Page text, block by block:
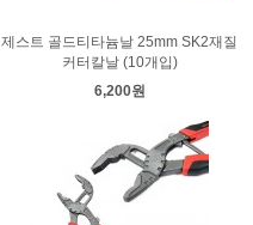
제스트 골드티타늄날 25mm SK2재질
커터칼날 (10개입)
6,200원